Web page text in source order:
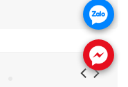
.
.